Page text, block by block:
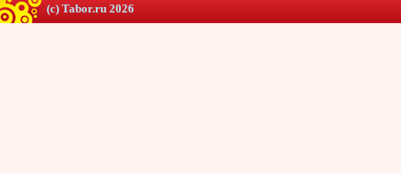
(c) Tabor.ru 2026